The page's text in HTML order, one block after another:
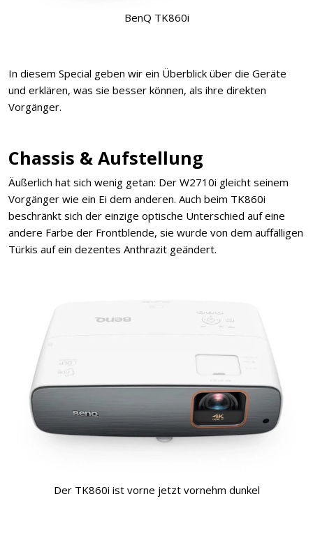
BenQ TK860i
In diesem Special geben wir ein Überblick über die Geräte
und erklären, was sie besser können, als ihre direkten
Vorgänger.
Chassis & Aufstellung
Äußerlich hat sich wenig getan: Der W2710i gleicht seinem
Vorgänger wie ein Ei dem anderen. Auch beim TK860i
beschränkt sich der einzige optische Unterschied auf eine
andere Farbe der Frontblende, sie wurde von dem auffälligen
Türkis auf ein dezentes Anthrazit geändert.
Der TK860i ist vorne jetzt vornehm dunkel